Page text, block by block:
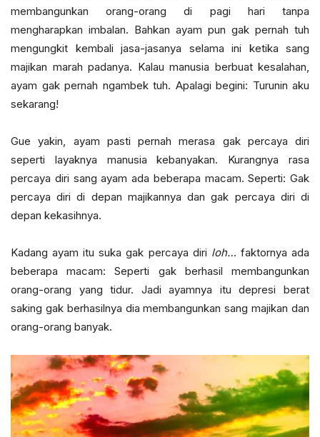
membangunkan orang-orang di pagi hari tanpa
mengharapkan imbalan. Bahkan ayam pun gak pernah tuh
mengungkit kembali jasa-jasanya selama ini ketika sang
majikan marah padanya. Kalau manusia berbuat kesalahan,
ayam gak pernah ngambek tuh. Apalagi begini: Turunin aku
sekarang!
Gue yakin, ayam pasti pernah merasa gak percaya diri
seperti layaknya manusia kebanyakan. Kurangnya rasa
percaya diri sang ayam ada beberapa macam. Seperti: Gak
percaya diri di depan majikannya dan gak percaya diri di
depan kekasihnya.
Kadang ayam itu suka gak percaya diri loh… faktornya ada
beberapa macam: Seperti gak berhasil membangunkan
orang-orang yang tidur. Jadi ayamnya itu depresi berat
saking gak berhasilnya dia membangunkan sang majikan dan
orang-orang banyak.